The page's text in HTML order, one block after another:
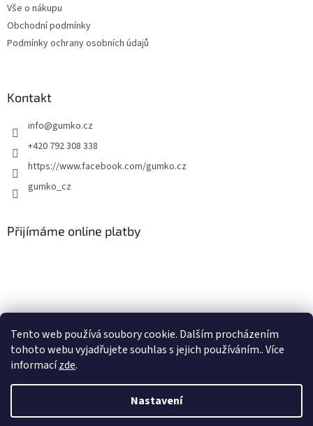
Tento web používá soubory cookie. Dalším procházením
tohoto webu vyjadřujete souhlas s jejich používáním.. Více
informacízde.
Nastavení
Vše o nákupu
Obchodní podmínky
Podmínky ochrany osobních údajů
Kontakt
info@gumko.cz
+420 792 308 338
https://www.facebook.com/gumko.cz
gumko_cz
Přijímáme online platby
Vytvořil Shoptet
Copyright 2026
Upravit nastavení cookies